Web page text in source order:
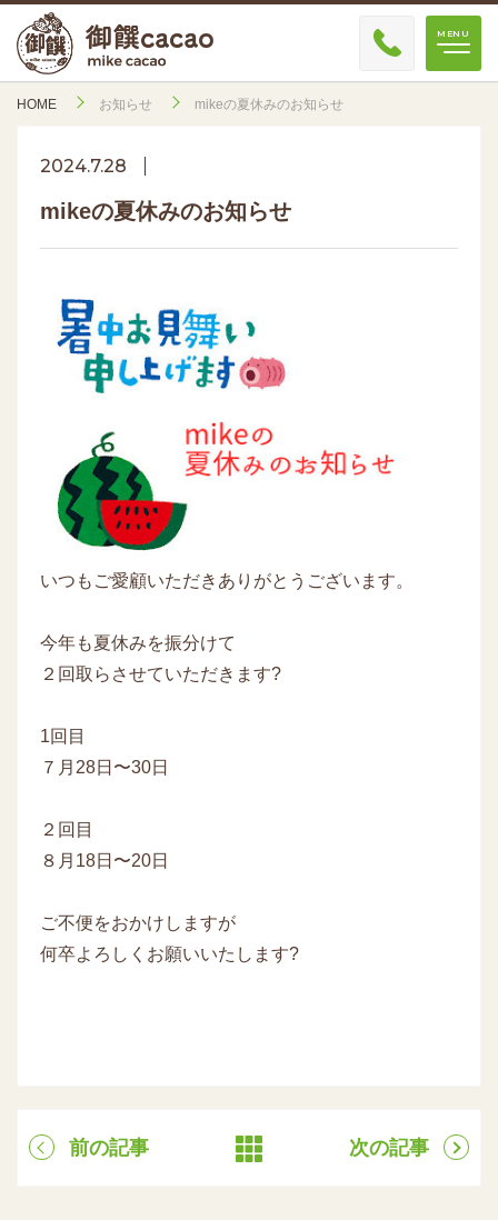
HOME お知らせ mikeの夏休みのお知らせ
2024.7.28
mikeの夏休みのお知らせ
いつもご愛顧いただきありがとうございます。
今年も夏休みを振分けて
２回取らさせていただきます?
1回目
７月28日〜30日
２回目
８月18日〜20日
ご不便をおかけしますが
何卒よろしくお願いいたします?
前の記事 次の記事